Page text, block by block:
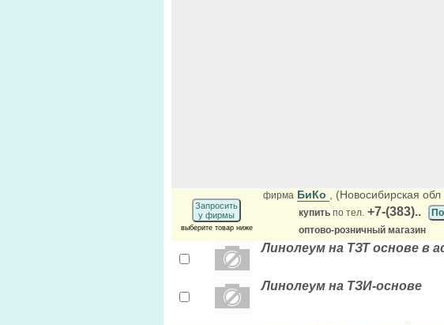
Запросить
у фирмы
выберите товар ниже
фирма БиКо , (Новосибирская обл
купить по тел. +7-(383)..
оптово-розничный магазин
Линолеум на ТЗТ основе в
Линолеум на ТЗИ-основе